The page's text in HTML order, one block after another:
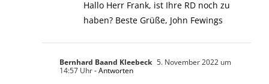
Hallo Herr Frank, ist Ihre RD noch zu
haben? Beste Grüße, John Fewings
Bernhard Baand Kleebeck 5. November 2022 um
14:57 Uhr- Antworten